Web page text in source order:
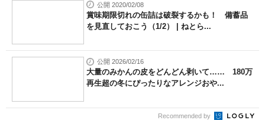
公開 2020/02/08
賞味期限切れの缶詰は破裂するかも！ 備蓄品
を見直しておこう（1/2） | ねとら...
公開 2026/02/16
大量のみかんの皮をどんどん剥いて…… 180万
再生超の冬にぴったりなアレンジおや...
Recommended by